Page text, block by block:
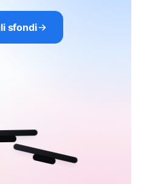
sfondi